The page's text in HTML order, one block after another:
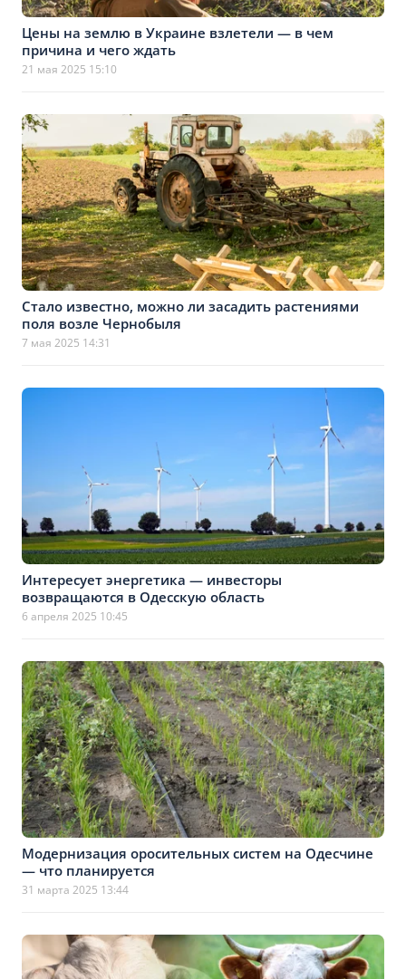
Цены на землю в Украине взлетели — в чем
причина и чего ждать
21 мая 2025 15:10
Стало известно, можно ли засадить растениями
поля возле Чернобыля
7 мая 2025 14:31
Интересует энергетика — инвесторы
возвращаются в Одесскую область
6 апреля 2025 10:45
Модернизация оросительных систем на Одесчине
— что планируется
31 марта 2025 13:44